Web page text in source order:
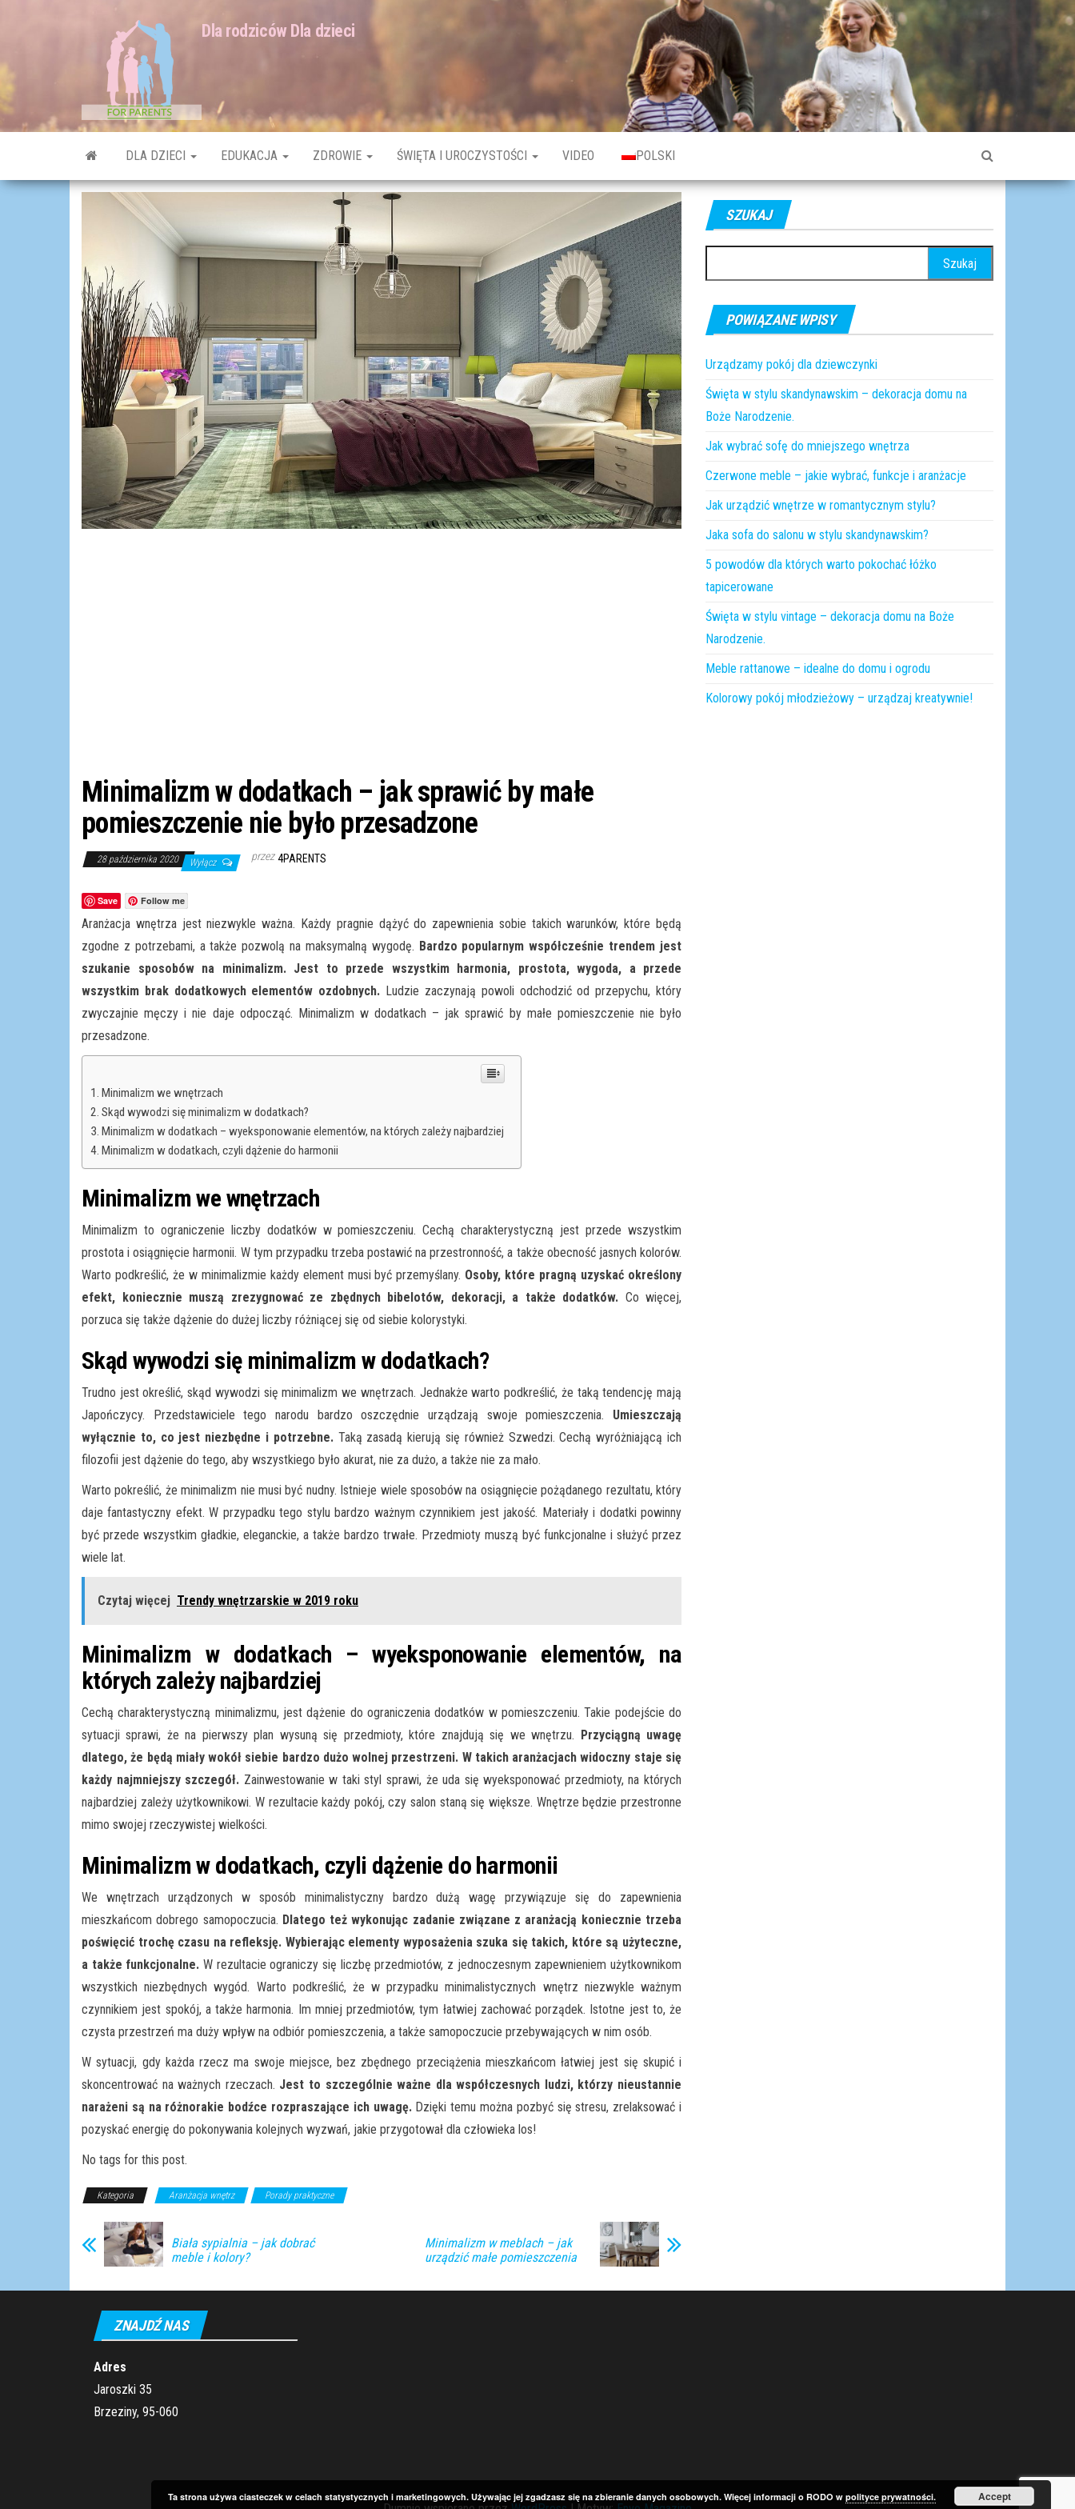
Dla rodziców Dla dzieci
DLA DZIECI EDUKACJA ZDROWIE ŚWIĘTA I UROCZYSTOŚCI VIDEO POLSKI
Minimalizm w dodatkach – jak sprawić by małe
pomieszczenie nie było przesadzone
28 października 2020 Wyłącz przez 4PARENTS
Save Follow me
Aranżacja wnętrza jest niezwykle ważna. Każdy pragnie dążyć do zapewnienia sobie takich warunków, które będą
zgodne z potrzebami, a także pozwolą na maksymalną wygodę. Bardzo popularnym współcześnie trendem jest
szukanie sposobów na minimalizm. Jest to przede wszystkim harmonia, prostota, wygoda, a przede
wszystkim brak dodatkowych elementów ozdobnych. Ludzie zaczynają powoli odchodzić od przepychu, który
zwyczajnie męczy i nie daje odpocząć. Minimalizm w dodatkach – jak sprawić by małe pomieszczenie nie było
przesadzone.
Minimalizm we wnętrzach
Skąd wywodzi się minimalizm w dodatkach?
Minimalizm w dodatkach – wyeksponowanie elementów, na których zależy najbardziej
Minimalizm w dodatkach, czyli dążenie do harmonii
Minimalizm we wnętrzach
Minimalizm to ograniczenie liczby dodatków w pomieszczeniu. Cechą charakterystyczną jest przede wszystkim
prostota i osiągnięcie harmonii. W tym przypadku trzeba postawić na przestronność, a także obecność jasnych kolorów.
Warto podkreślić, że w minimalizmie każdy element musi być przemyślany. Osoby, które pragną uzyskać określony
efekt, koniecznie muszą zrezygnować ze zbędnych bibelotów, dekoracji, a także dodatków. Co więcej,
porzuca się także dążenie do dużej liczby różniącej się od siebie kolorystyki.
Skąd wywodzi się minimalizm w dodatkach?
Trudno jest określić, skąd wywodzi się minimalizm we wnętrzach. Jednakże warto podkreślić, że taką tendencję mają
Japończycy. Przedstawiciele tego narodu bardzo oszczędnie urządzają swoje pomieszczenia. Umieszczają
wyłącznie to, co jest niezbędne i potrzebne.Taką zasadą kierują się również Szwedzi. Cechą wyróżniającą ich
filozofii jest dążenie do tego, aby wszystkiego było akurat, nie za dużo, a także nie za mało.
Warto pokreślić, że minimalizm nie musi być nudny. Istnieje wiele sposobów na osiągnięcie pożądanego rezultatu, który
daje fantastyczny efekt. W przypadku tego stylu bardzo ważnym czynnikiem jest jakość. Materiały i dodatki powinny
być przede wszystkim gładkie, eleganckie, a także bardzo trwałe. Przedmioty muszą być funkcjonalne i służyć przez
wiele lat.
Czytaj więcej Trendy wnętrzarskie w 2019 roku
Minimalizm w dodatkach – wyeksponowanie elementów, na
których zależy najbardziej
Cechą charakterystyczną minimalizmu, jest dążenie do ograniczenia dodatków w pomieszczeniu. Takie podejście do
sytuacji sprawi, że na pierwszy plan wysuną się przedmioty, które znajdują się we wnętrzu. Przyciągną uwagę
dlatego, że będą miały wokół siebie bardzo dużo wolnej przestrzeni. W takich aranżacjach widoczny staje się
każdy najmniejszy szczegół. Zainwestowanie w taki styl sprawi, że uda się wyeksponować przedmioty, na których
najbardziej zależy użytkownikowi. W rezultacie każdy pokój, czy salon staną się większe. Wnętrze będzie przestronne
mimo swojej rzeczywistej wielkości.
Minimalizm w dodatkach, czyli dążenie do harmonii
We wnętrzach urządzonych w sposób minimalistyczny bardzo dużą wagę przywiązuje się do zapewnienia
mieszkańcom dobrego samopoczucia. Dlatego też wykonując zadanie związane z aranżacją koniecznie trzeba
poświęcić trochę czasu na refleksję. Wybierając elementy wyposażenia szuka się takich, które są użyteczne,
a także funkcjonalne. W rezultacie ograniczy się liczbę przedmiotów, z jednoczesnym zapewnieniem użytkownikom
wszystkich niezbędnych wygód. Warto podkreślić, że w przypadku minimalistycznych wnętrz niezwykle ważnym
czynnikiem jest spokój, a także harmonia. Im mniej przedmiotów, tym łatwiej zachować porządek. Istotne jest to, że
czysta przestrzeń ma duży wpływ na odbiór pomieszczenia, a także samopoczucie przebywających w nim osób.
W sytuacji, gdy każda rzecz ma swoje miejsce, bez zbędnego przeciążenia mieszkańcom łatwiej jest się skupić i
skoncentrować na ważnych rzeczach. Jest to szczególnie ważne dla współczesnych ludzi, którzy nieustannie
narażeni są na różnorakie bodźce rozpraszające ich uwagę.Dzięki temu można pozbyć się stresu, zrelaksować i
pozyskać energię do pokonywania kolejnych wyzwań, jakie przygotował dla człowieka los!
No tags for this post.
Kategoria Aranżacja wnętrz Porady praktyczne
Biała sypialnia – jak dobrać
meble i kolory?
Minimalizm w meblach – jak
urządzić małe pomieszczenia
SZUKAJ
POWIĄZANE WPISY
Urządzamy pokój dla dziewczynki
Święta w stylu skandynawskim – dekoracja domu na
Boże Narodzenie.
Jak wybrać sofę do mniejszego wnętrza
Czerwone meble – jakie wybrać, funkcje i aranżacje
Jak urządzić wnętrze w romantycznym stylu?
Jaka sofa do salonu w stylu skandynawskim?
5 powodów dla których warto pokochać łóżko
tapicerowane
Święta w stylu vintage – dekoracja domu na Boże
Narodzenie.
Meble rattanowe – idealne do domu i ogrodu
Kolorowy pokój młodzieżowy – urządzaj kreatywnie!
ZNAJDŹ NAS
Adres
Jaroszki 35
Brzeziny, 95-060
Ta strona używa ciasteczek w celach statystycznych i marketingowych. Używając jej zgadzasz się na zbieranie danych osobowych. Więcej informacji o RODO w polityce prywatności. Accept